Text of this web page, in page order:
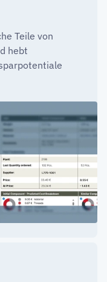
Teile von
hebt